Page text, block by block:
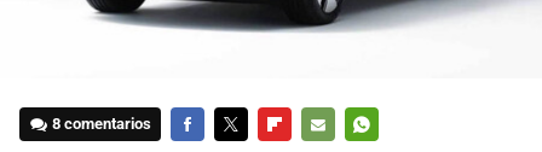
8 comentarios